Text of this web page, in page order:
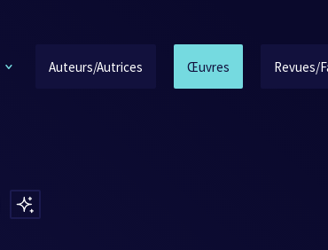
Auteurs/Autrices Œuvres Revues/